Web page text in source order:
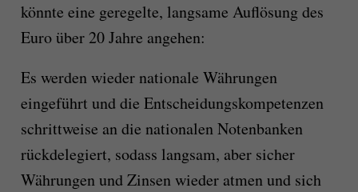
könnte eine geregelte, langsame Auflösung des
Euro über 20 Jahre angehen:
Es werden wieder nationale Währungen
eingeführt und die Entscheidungskompetenzen
schrittweise an die nationalen Notenbanken
rückdelegiert, sodass langsam, aber sicher
Währungen und Zinsen wieder atmen und sich